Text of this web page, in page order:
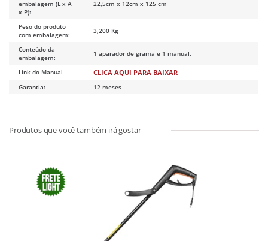
embalagem (L x A
x P):
22,5cm x 12cm x 125 cm
Peso do produto
com embalagem:
3,200 Kg
Conteúdo da
embalagem:
1 aparador de grama e 1 manual.
Link do Manual CLICA AQUI PARA BAIXAR
Garantia: 12 meses